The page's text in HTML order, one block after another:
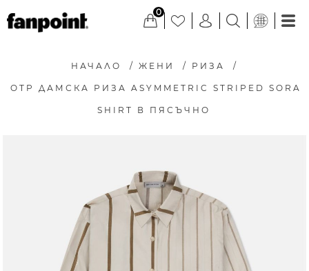
0
НАЧАЛО / ЖЕНИ / РИЗА /
OTP ДАМСКА РИЗА ASYMMETRIC STRIPED SORA
SHIRT В ПЯСЪЧНО